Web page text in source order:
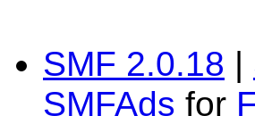
SMF 2.0.18 |
SMFAds for